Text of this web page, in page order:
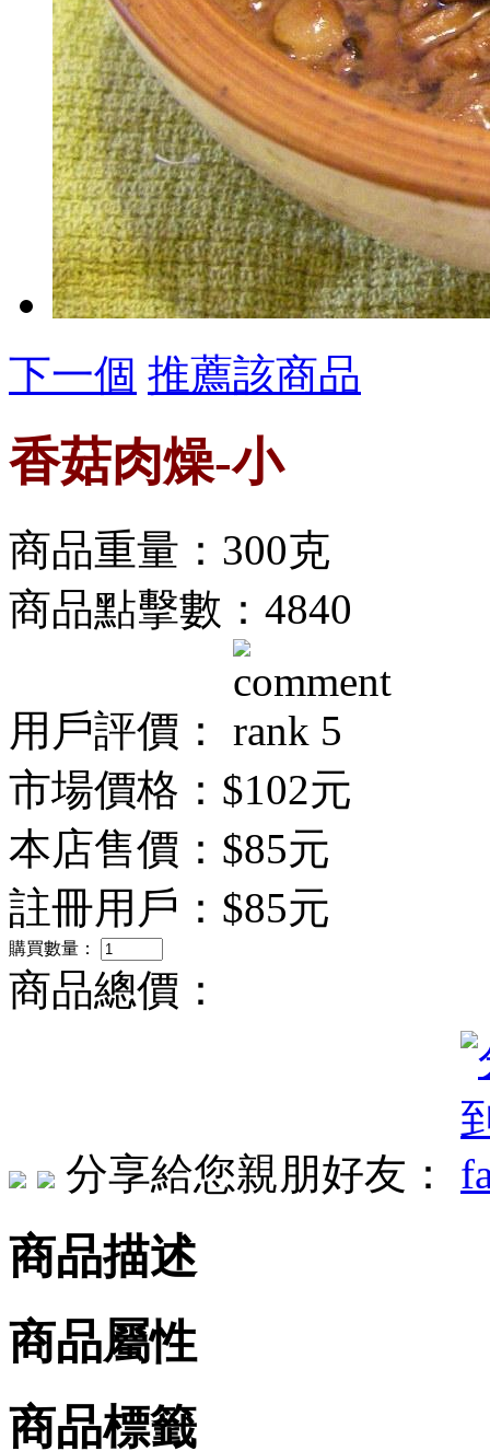
下一個 推薦該商品
香菇肉燥-小
商品重量：300克
商品點擊數：4840
用戶評價：
市場價格： $102元
本店售價： $85元
註冊用戶： $85元
購買數量：
商品總價：
分享給您親朋好友：
商品描述
商品屬性
商品標籤